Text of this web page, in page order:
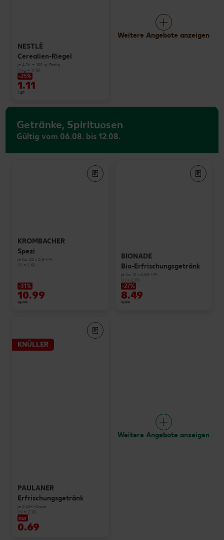
NESTLÉ
Cerealien-Riegel
je 4 St. = 100-g-Packg.
(1 kg = 11.10)
-25%
1.11
1.49
Weitere Angebote anzeigen
Getränke, Spirituosen
Gültig vom 06.08. bis 12.08.
KROMBACHER
Spezi
je Ka. 20 x 0,5-l-Fl.
(1 l = 1.10)
-31%
10.99
15.99
BIONADE
Bio-Erfrischungsgetränk
je Ka. 12 x 0,33-l-Fl.
(1 l = 2.15)
-27%
8.49
11.79
KNÜLLER
PAULANER
Erfrischungsgetränk
je 0,33-l-Dose
(1 l = 2.10)
nur
0.69
Weitere Angebote anzeigen